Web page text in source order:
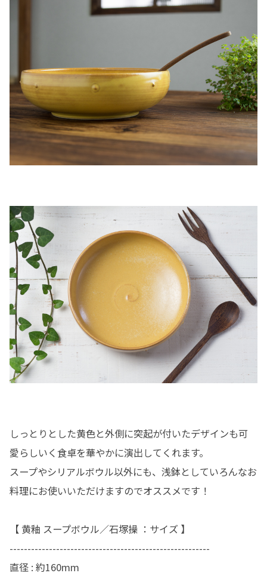
しっとりとした黄色と外側に突起が付いたデザインも可
愛らしいく食卓を華やかに演出してくれます。
スープやシリアルボウル以外にも、浅鉢としていろんなお
料理にお使いいただけますのでオススメです！
【 黄釉 スープボウル／石塚操 ：サイズ 】
--------------------------------------------------------
直径 : 約160mm